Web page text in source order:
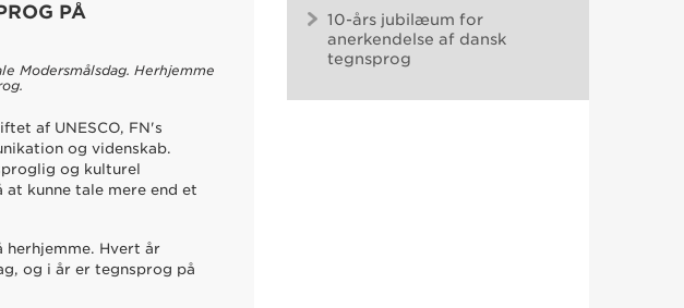
PÅ
Modersmålsdag. Herhjemme
af UNESCO, FN's
og videnskab.
og kulturel
kunne tale mere end et
herhjemme. Hvert år
og i år er tegnsprog på
10-års jubilæum for
anerkendelse af dansk
tegnsprog